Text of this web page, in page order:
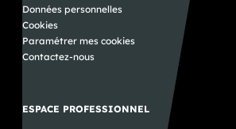
Données personnelles
Cookies
Paramétrer mes cookies
Contactez-nous
ESPACE PROFESSIONNEL